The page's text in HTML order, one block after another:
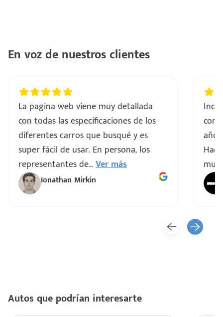
En voz de nuestros clientes
La pagina web viene muy detallada
con todas las especificaciones de los
diferentes carros que busqué y es
super fácil de usar. En persona, los
representantes de...Ver más
Ionathan Mirkin
muy
Autos que podrían interesarte